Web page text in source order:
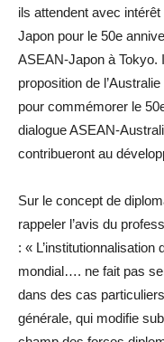
ils attendent avec
Japon pour le 50e
ASEAN-Japon à Tokyo.
proposition de
pour commémorer le
dialogue ASEAN-
contribueront au
Sur le concept de
rappeler l’avis du
: «
mondial…. ne fait pas
dans des cas
générale, qui modifie